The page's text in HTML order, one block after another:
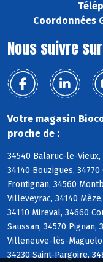
Coordonnées
Nous suivre sur
Votre magasin
proche de :
34540 Balaruc-le-
34140 Bouzigues, 34770
Frontignan, 34560
Villeveyrac, 34140
34110 Mireval, 34660
Saussan, 34570 Pignan,
Villeneuve-lès-
34230 Saint-Pargoire,